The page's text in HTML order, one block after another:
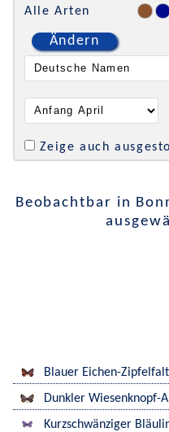
Alle Arten
Ändern
Zeige auch
Beobachtbar in
Blauer Eichen-
Dunkler Wiesenknopf-
Kurzschwänziger